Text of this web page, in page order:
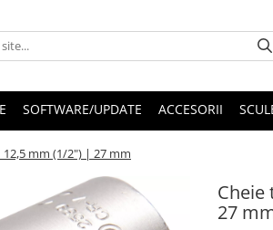
SOFTWARE/UPDATE ACCESORII
mm (1/2") | 27 mm
27